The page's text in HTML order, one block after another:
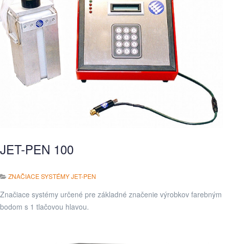
JET-PEN 100
ZNAČIACE SYSTÉMY JET-PEN
Značiace systémy určené pre základné značenie výrobkov farebným
bodom s 1 tlačovou hlavou.